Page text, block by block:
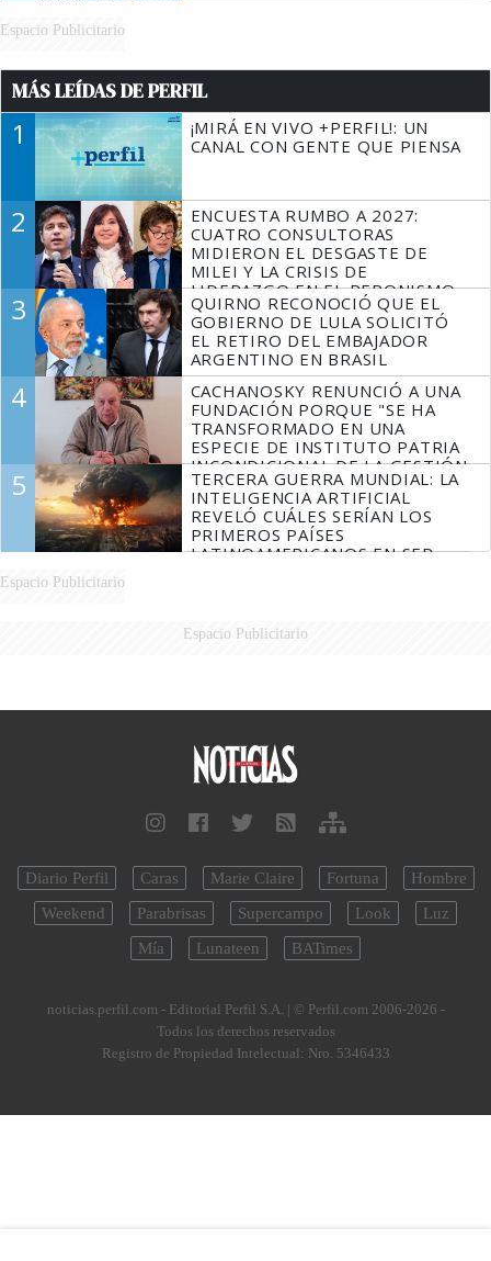
Espacio Publicitario
MÁS LEÍDAS DE PERFIL
1
¡MIRÁ EN VIVO +PERFIL!: UN
CANAL CON GENTE QUE PIENSA
2
ENCUESTA RUMBO A 2027:
CUATRO CONSULTORAS
MIDIERON EL DESGASTE DE
MILEI Y LA CRISIS DE
LIDERAZGO EN EL PERONISMO
3
QUIRNO RECONOCIÓ QUE EL
GOBIERNO DE LULA SOLICITÓ
EL RETIRO DEL EMBAJADOR
ARGENTINO EN BRASIL
4
CACHANOSKY RENUNCIÓ A UNA
FUNDACIÓN PORQUE "SE HA
TRANSFORMADO EN UNA
ESPECIE DE INSTITUTO PATRIA
INCONDICIONAL DE LA GESTIÓN
DE MILEI"
5
TERCERA GUERRA MUNDIAL: LA
INTELIGENCIA ARTIFICIAL
REVELÓ CUÁLES SERÍAN LOS
PRIMEROS PAÍSES
LATINOAMERICANOS EN SER
Espacio Publicitario
Espacio Publicitario
Diario Perfil Caras Marie Claire Fortuna
Hombre
Weekend
Parabrisas Supercampo Look
Luz
Mía
Lunateen BATimes
noticias.perfil.com - Editorial Perfil S.A. | © Perfil.com 2006-2026 -
Todos los derechos reservados
Registro de Propiedad Intelectual: Nro. 5346433